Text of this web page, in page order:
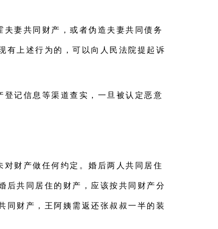
妻共同财产，或者伪造夫妻共同债务
有上述行为的，可以向人民法院提起诉
记信息等渠道查实，一旦被认定恶意
财产做任何约定。婚后两人共同居住
后共同居住的财产，应该按共同财产分
同财产，王阿姨需返还张叔叔一半的装